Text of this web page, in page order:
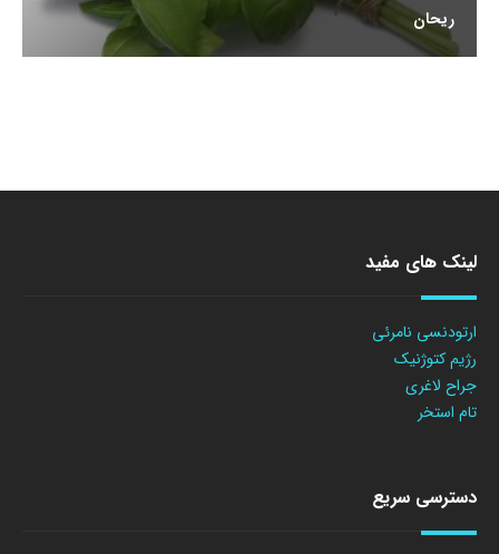
ریحان
لینک های مفید
ارتودنسی نامرئی
رژیم کتوژنیک
جراح لاغری
تام استخر
دسترسی سریع